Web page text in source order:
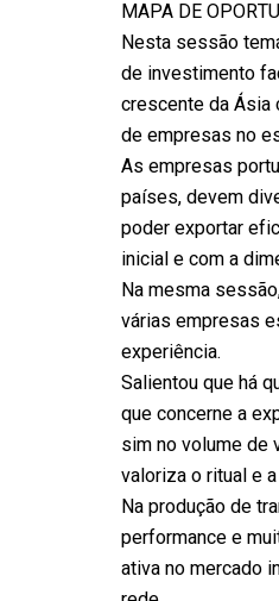
MAPA DE
Nesta sessão
de investimento
crescente da Ásia
de empresas no
As empresas
países, devem
poder exportar
inicial e com a
Na mesma
várias empresas
experiência.
Salientou que há
que concerne a
sim no volume de
valoriza o ritual e
Na produção de
performance e
ativa no mercado